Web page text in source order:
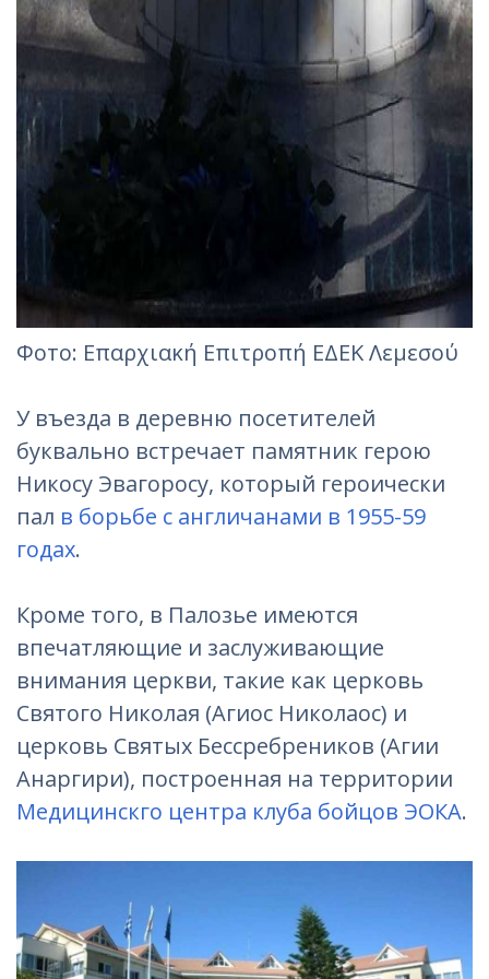
Фотo: Επαρχιακή Επιτροπή ΕΔΕΚ Λεμεσού
У въезда в деревню посетителей
буквально встречает памятник герою
Никосу Эвагоросу, который героически
пал в борьбе с англичанами в 1955-59
годах.
Кроме того, в Палозье имеются
впечатляющие и заслуживающие
внимания церкви, такие как церковь
Святого Николая (Агиос Николаос) и
церковь Святых Бессребреников (Агии
Анаргири), построенная на территории
Медицинскго центра клуба бойцов ЭОКА.